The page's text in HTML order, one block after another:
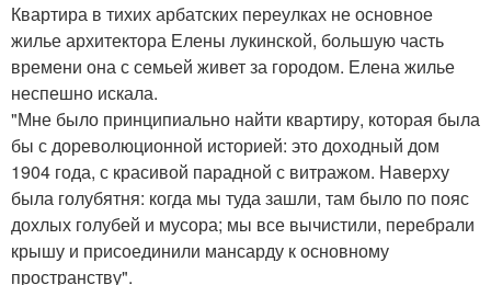
Квартира в тихих арбатских переулках не основное
жилье архитектора Елены лукинской, большую часть
времени она с семьей живет за городом. Елена жилье
неспешно искала.
"Мне было принципиально найти квартиру, которая была
бы с дореволюционной историей: это доходный дом
1904 года, с красивой парадной с витражом. Наверху
была голубятня: когда мы туда зашли, там было по пояс
дохлых голубей и мусора; мы все вычистили, перебрали
крышу и присоединили мансарду к основному
пространству".